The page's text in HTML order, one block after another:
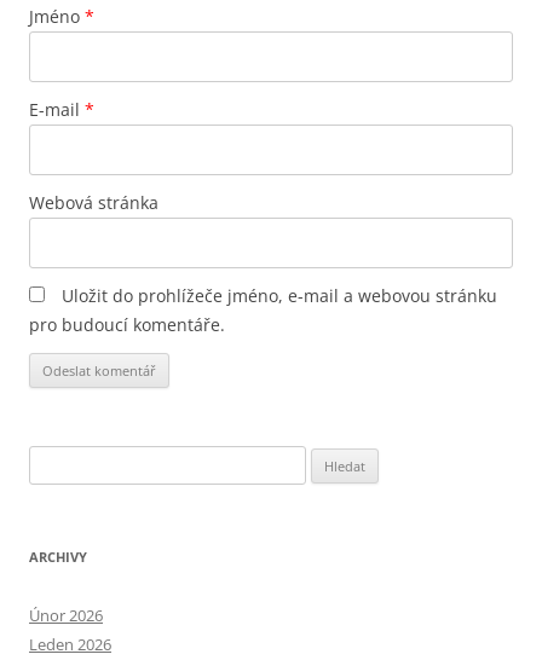
Jméno *
E-mail *
Webová stránka
Uložit do prohlížeče jméno, e-mail a webovou stránku
pro budoucí komentáře.
ARCHIVY
Únor 2026
Leden 2026